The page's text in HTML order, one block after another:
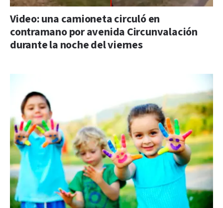
Video: una camioneta circuló en
contramano por avenida Circunvalación
durante la noche del viernes